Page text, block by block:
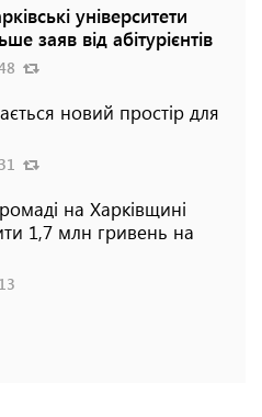
університети
заяв від абітурієнтів
новий простір для
на Харківщині
1,7 млн гривень на